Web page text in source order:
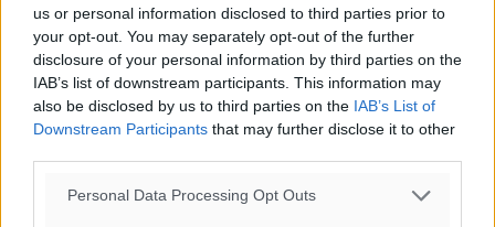
us or personal information disclosed to third parties prior to
your opt-out. You may separately opt-out of the further
disclosure of your personal information by third parties on the
IAB’s list of downstream participants. This information may
also be disclosed by us to third parties on the IAB’s List of
Downstream Participants that may further disclose it to other
Personal Data Processing Opt Outs